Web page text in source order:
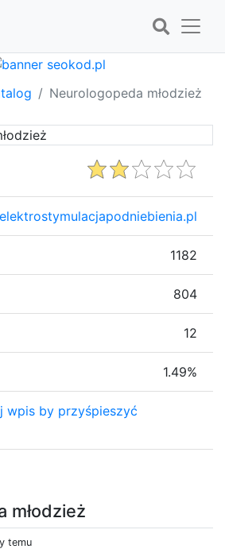
Neurologopeda młodzież
młodzież
temu
elektrostymulacjapodniebienia.pl
1182
804
12
1.49%
wpis by przyśpieszyć